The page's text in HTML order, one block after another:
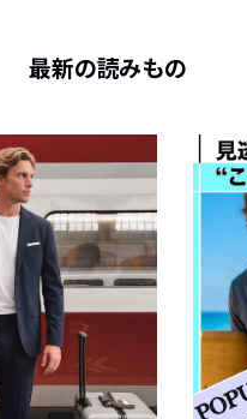
最新の読みもの